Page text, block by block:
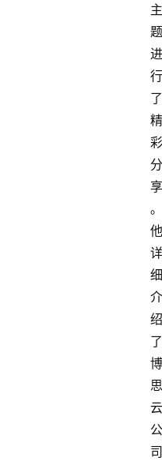
主
题
进
行
了
精
彩
分
享
。
他
详
细
介
绍
了
博
思
云
公
司